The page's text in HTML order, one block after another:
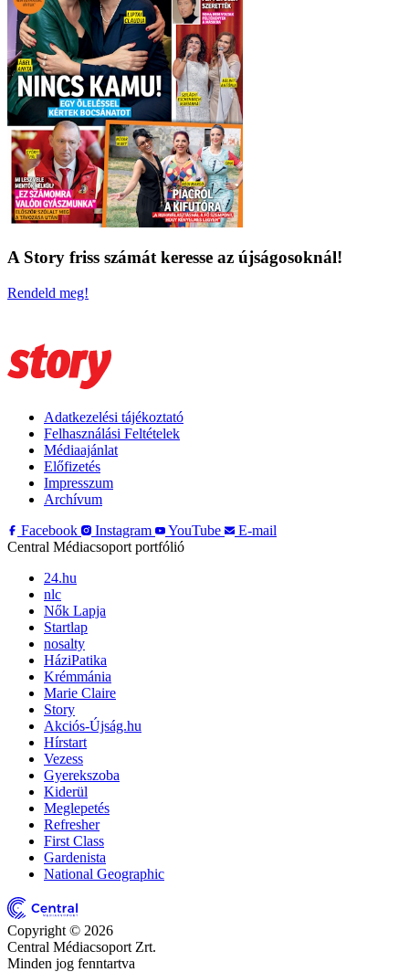
A Story friss számát keresse az újságosoknál!
Rendeld meg!
Adatkezelési tájékoztató
Felhasználási Feltételek
Médiaajánlat
Előfizetés
Impresszum
Archívum
Facebook
Instagram YouTube
E-mail
Central Médiacsoport portfólió
24.hu
nlc
Nők Lapja
Startlap
nosalty
HáziPatika
Krémmánia
Marie Claire
Story
Akciós-Újság.hu
Hírstart
Vezess
Gyerekszoba
Kiderül
Meglepetés
Refresher
First Class
Gardenista
National Geographic
Copyright © 2026
Central Médiacsoport Zrt.
Minden jog fenntartva